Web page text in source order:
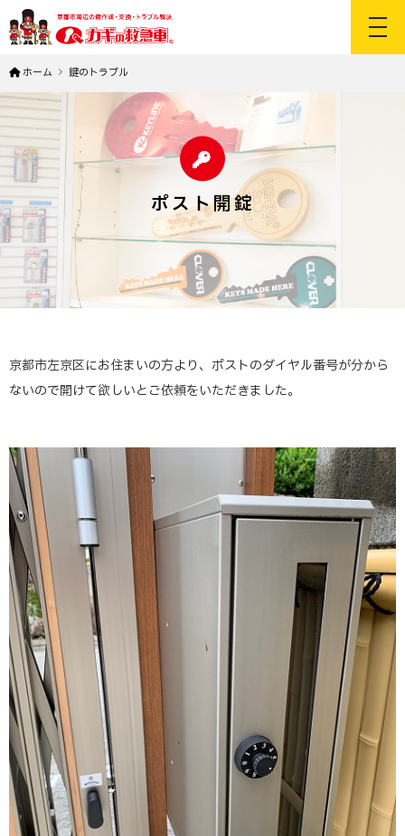
ホーム 鍵のトラブル
ポスト開錠
京都市左京区にお住まいの方より、ポストのダイヤル番号が分から
ないので開けて欲しいとご依頼をいただきました。